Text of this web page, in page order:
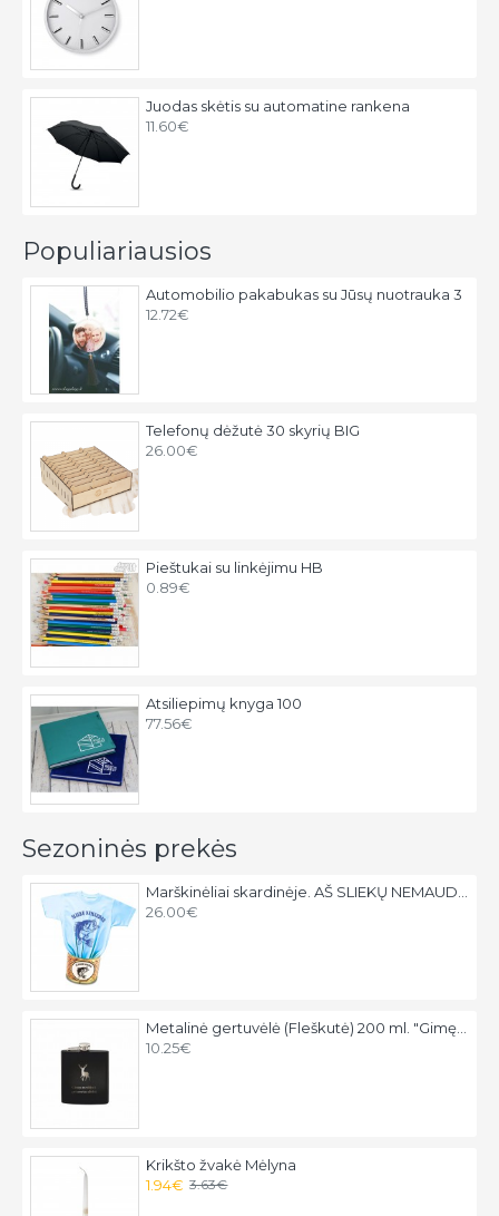
Juodas skėtis su automatine rankena
11.60€
Populiariausios
Automobilio pakabukas su Jūsų nuotrauka 3
12.72€
Telefonų dėžutė 30 skyrių BIG
26.00€
Pieštukai su linkėjimu HB
0.89€
Atsiliepimų knyga 100
77.56€
Sezoninės prekės
26.00€
10.25€
Krikšto žvakė Mėlyna
1.94€ 3.63€